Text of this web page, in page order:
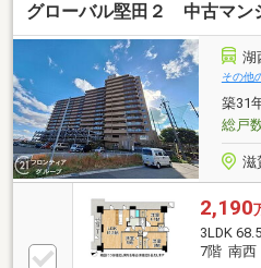
グローバル堅田２ 中古マン
湖
その他
築31
総戸
滋
2,190
3LDK
7階 南西